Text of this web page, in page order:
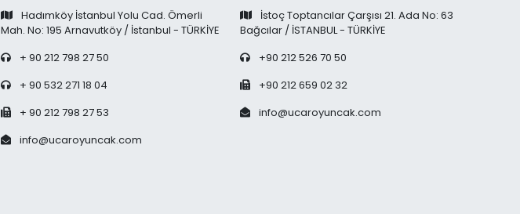
Hadımköy İstanbul Yolu Cad. Ömerli
Mah. No: 195 Arnavutköy / İstanbul - TÜRKİYE
+ 90 212 798 27 50
+ 90 532 271 18 04
+ 90 212 798 27 53
info@ucaroyuncak.com
İstoç Toptancılar Çarşısı 21. Ada No: 63
Bağcılar / İSTANBUL - TÜRKİYE
+90 212 526 70 50
+90 212 659 02 32
info@ucaroyuncak.com